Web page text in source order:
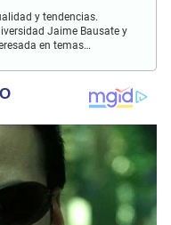
y tendencias.
Jaime Bausate y
en temas